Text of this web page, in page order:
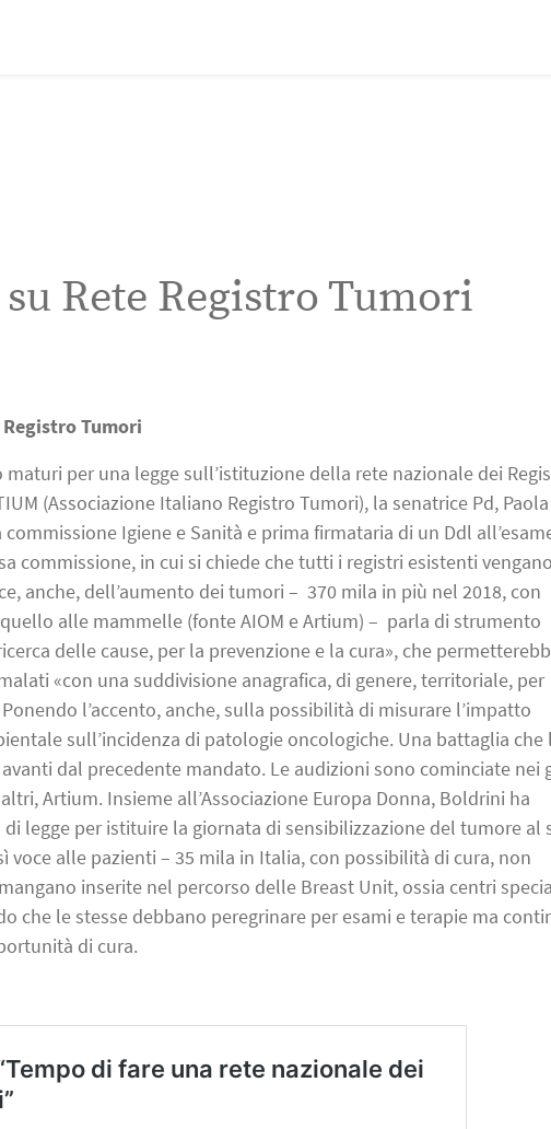
Rete Registro Tumori
Tumori
maturi per una legge sull’istituzione della rete nazionale dei
(Associazione Italiano Registro Tumori), la senatrice Pd, Paola
Igiene e Sanità e prima firmataria di un Ddl
commissione, in cui si chiede che tutti i registri esistenti
anche, dell’aumento dei tumori – 370 mila in più nel 2018, con
alle mammelle (fonte AIOM e Artium) – parla di strumento
delle cause, per la prevenzione e la cura», che
«con una suddivisione anagrafica, di genere, territoriale, per
l’accento, anche, sulla possibilità di misurare l’impatto
sull’incidenza di patologie oncologiche. Una battaglia che
dal precedente mandato. Le audizioni sono cominciate nei
Artium. Insieme all’Associazione Europa Donna, Boldrini ha
legge per istituire la giornata di sensibilizzazione del tumore al
voce alle pazienti – 35 mila in Italia, con possibilità di cura, non
inserite nel percorso delle Breast Unit, ossia centri
che le stesse debbano peregrinare per esami e terapie ma
di cura.